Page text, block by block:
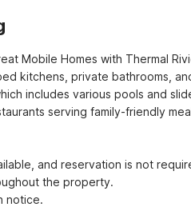
Mobile Homes with Thermal
kitchens, private bathrooms,
includes various pools and
serving family-friendly
and reservation is not
the property.
notice.